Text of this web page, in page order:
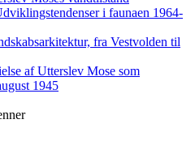
i faunaen 1964-
fra Vestvolden til
af Utterslev Mose som
1945